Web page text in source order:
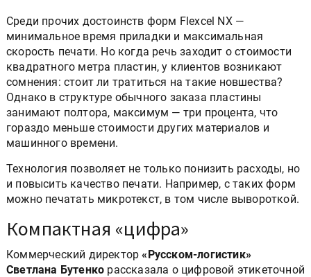
Среди прочих достоинств форм Flexcel NX —
минимальное время приладки и максимальная
скорость печати. Но когда речь заходит о стоимости
квадратного метра пластин, у клиентов возникают
сомнения: стоит ли тратиться на такие новшества?
Однако в структуре обычного заказа пластины
занимают полтора, максимум — три процента, что
гораздо меньше стоимости других материалов и
машинного времени.
Технология позволяет не только понизить расходы, но
и повысить качество печати. Например, с таких форм
можно печатать микротекст, в том числе вывороткой.
Компактная «цифра»
Коммерческий директор«Русском-логистик»
Светлана Бутенко рассказала о цифровой этикеточной